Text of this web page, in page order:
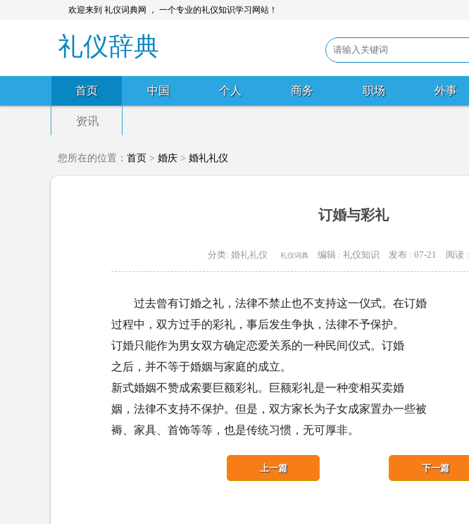
欢迎来到 礼仪词典网 ， 一个专业的礼仪知识学习网站！
礼仪辞典
首页 中国 个人 商务 职场 外事
资讯
您所在的位置： 首页 > 婚庆 > 婚礼礼仪
订婚与彩礼
分类: 婚礼礼仪 礼仪词典 编辑 : 礼仪知识 发布 : 07-21 阅读 :
过去曾有订婚之礼，法律不禁止也不支持这一仪式。在订婚
过程中，双方过手的彩礼，事后发生争执，法律不予保护。
订婚只能作为男女双方确定恋爱关系的一种民间仪式。订婚
之后，并不等于婚姻与家庭的成立。
新式婚姻不赞成索要巨额彩礼。巨额彩礼是一种变相买卖婚
姻，法律不支持不保护。但是，双方家长为子女成家置办一些被
褥、家具、首饰等等，也是传统习惯，无可厚非。
下一篇
上一篇